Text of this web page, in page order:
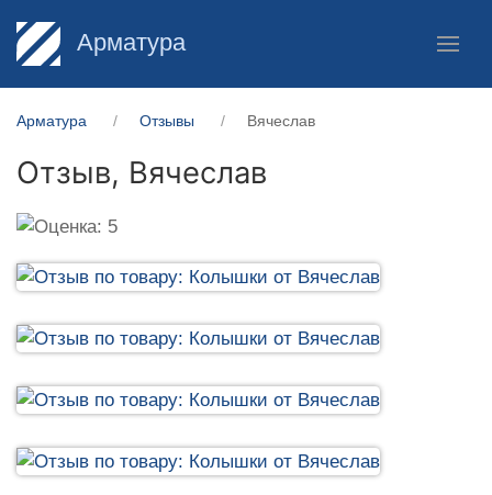
Арматура
Арматура Отзывы Вячеслав
Отзыв, Вячеслав